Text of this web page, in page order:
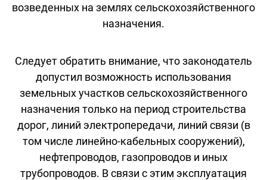
возведенных на землях сельскохозяйственного
назначения.
Следует обратить внимание, что законодатель
допустил возможность использования
земельных участков сельскохозяйственного
назначения только на период строительства
дорог, линий электропередачи, линий связи (в
том числе линейно-кабельных сооружений),
нефтепроводов, газопроводов и иных
трубопроводов. В связи с этим эксплуатация